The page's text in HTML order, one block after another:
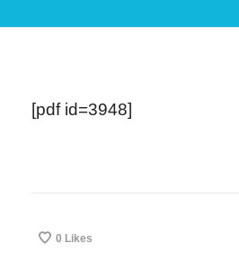
[pdf id=3948]
0 Likes